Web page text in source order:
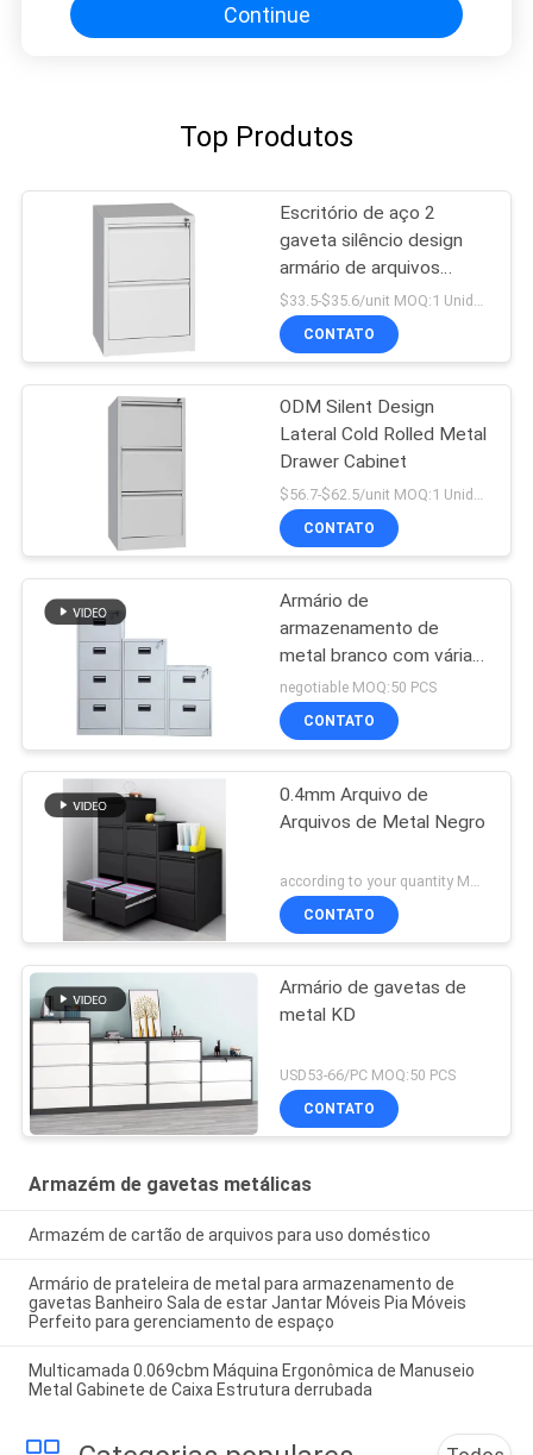
Continue
Top Produtos
Escritório de aço 2
gaveta silêncio design
armário de arquivos
metálicos
CONTATO
ODM Silent Design
Lateral Cold Rolled Metal
Drawer Cabinet
CONTATO
Armário de
armazenamento de
metal branco com várias
gavetas
negotiable MOQ:50 PCS
CONTATO
0.4mm Arquivo de
Arquivos de Metal Negro
according to your quantity MOQ:50 PCS
CONTATO
Armário de gavetas de
metal KD
USD53-66/PC MOQ:50 PCS
CONTATO
Armazém de gavetas metálicas
Armazém de cartão de arquivos para uso doméstico
Armário de prateleira de metal para armazenamento de
gavetas Banheiro Sala de estar Jantar Móveis Pia Móveis
Perfeito para gerenciamento de espaço
Multicamada 0.069cbm Máquina Ergonômica de Manuseio
Metal Gabinete de Caixa Estrutura derrubada